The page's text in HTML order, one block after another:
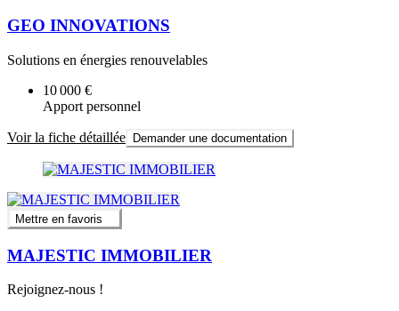
GEO INNOVATIONS
Solutions en énergies renouvelables
10 000 €
Apport personnel
Voir la fiche détaillée Demander une documentation
Mettre en favoris
MAJESTIC IMMOBILIER
Rejoignez-nous !